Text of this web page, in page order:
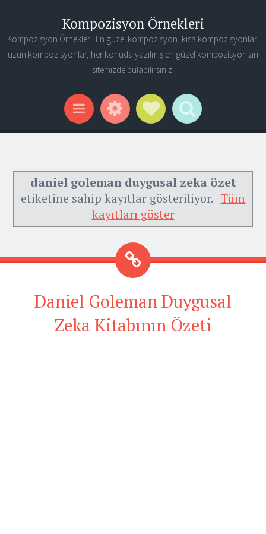
Kompozisyon Örnekleri
Kompozisyon Örnekleri. En güzel kompozisyon, kısa kompozisyonlar,
uzun kompozisyonlar, her konuda yazılmış en güzel kompozisyonları
sitemizde bulabilirsiniz.
Menu WidgetsSocial Links
Search
daniel goleman duygusal zeka özet
etiketine sahip kayıtlar gösteriliyor. Tüm
kayıtları göster
Daniel Goleman Duygusal
Zeka Kitabının Özeti